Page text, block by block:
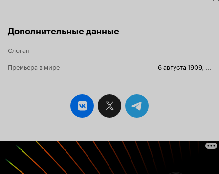
Дополнительные данные
Слоган
—
Премьера в мире
6 августа 1909, ...